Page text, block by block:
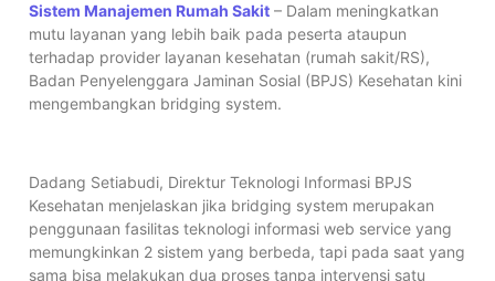
Sistem Manajemen Rumah Sakit – Dalam meningkatkan
mutu layanan yang lebih baik pada peserta ataupun
terhadap provider layanan kesehatan (rumah sakit/RS),
Badan Penyelenggara Jaminan Sosial (BPJS) Kesehatan kini
mengembangkan bridging system.
Dadang Setiabudi, Direktur Teknologi Informasi BPJS
Kesehatan menjelaskan jika bridging system merupakan
penggunaan fasilitas teknologi informasi web service yang
memungkinkan 2 sistem yang berbeda, tapi pada saat yang
sama bisa melakukan dua proses tanpa intervensi satu